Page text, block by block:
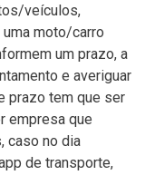
veículos,
moto/carro
um prazo, a
e averiguar
prazo tem que ser
empresa que
caso no dia
de transporte,